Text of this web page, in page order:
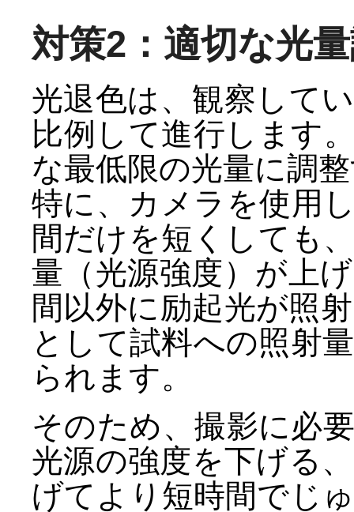
対策2：適切な光
光退色は、観察して
比例して進行します
な最低限の光量に調
特に、カメラを使用
間だけを短くしても
量（光源強度）が上
間以外に励起光が照
として試料への照射
られます。
そのため、撮影に必
光源の強度を下げる
げてより短時間でじ